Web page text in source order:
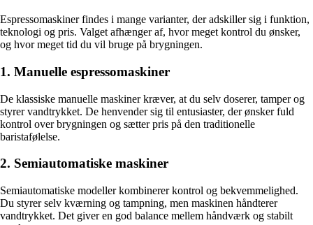
Espressomaskiner findes i mange varianter, der adskiller sig i funktion,
teknologi og pris. Valget afhænger af, hvor meget kontrol du ønsker,
og hvor meget tid du vil bruge på brygningen.
1. Manuelle espressomaskiner
De klassiske manuelle maskiner kræver, at du selv doserer, tamper og
styrer vandtrykket. De henvender sig til entusiaster, der ønsker fuld
kontrol over brygningen og sætter pris på den traditionelle
baristafølelse.
2. Semiautomatiske maskiner
Semiautomatiske modeller kombinerer kontrol og bekvemmelighed.
Du styrer selv kværning og tampning, men maskinen håndterer
vandtrykket. Det giver en god balance mellem håndværk og stabilt